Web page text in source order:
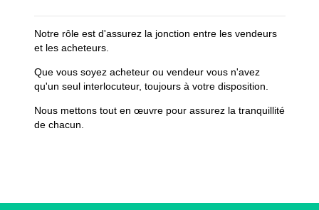
Notre rôle est d'assurez la jonction entre les vendeurs
et les acheteurs.
Que vous soyez acheteur ou vendeur vous n'avez
qu'un seul interlocuteur, toujours à votre disposition.
Nous mettons tout en œuvre pour assurez la tranquillité
de chacun.